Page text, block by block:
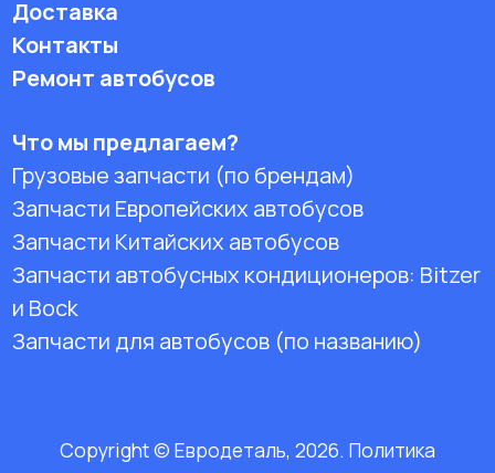
Доставка
Контакты
Ремонт автобусов
Что мы предлагаем?
Грузовые запчасти (по брендам)
Запчасти Европейских автобусов
Запчасти Китайских автобусов
Запчасти автобусных кондиционеров: Bitzer
и Bock
Запчасти для автобусов (по названию)
Copyright © Евродеталь, 2026. Политика